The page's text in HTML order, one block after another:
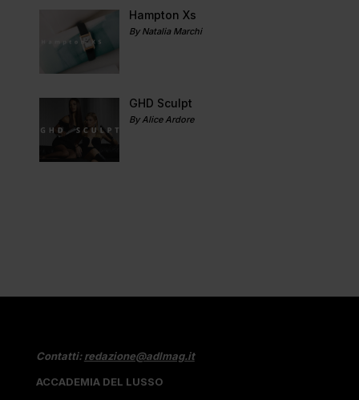
Hampton Xs
By Natalia Marchi
GHD Sculpt
By Alice Ardore
Contatti:redazione@adlmag.it
ACCADEMIA DEL LUSSO